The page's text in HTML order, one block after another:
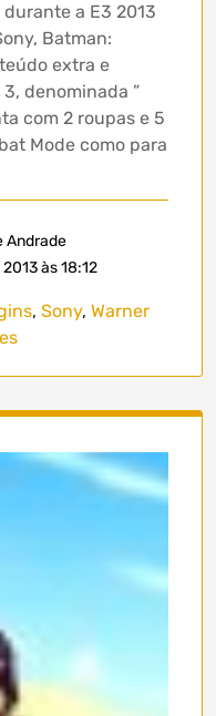
a E3 2013
Batman:
extra e
denominada ”
com 2 roupas e 5
Mode como para
Andrade
às 18:12
, Sony, Warner